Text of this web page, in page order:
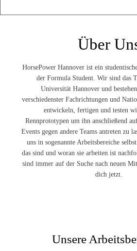
Über
HorsePower Hannover ist ein
der Formula Student. Wir sind das
Universität Hannover und
verschiedenster Fachrichtungen und
entwickeln, fertigen und testen
Rennprototypen um ihn anschließend
Events gegen andere Teams antreten zu
uns in sogenannte Arbeitsbereiche
das sind und woran sie arbeiten ist
sind immer auf der Suche nach neuen
dich jetzt.
Unsere